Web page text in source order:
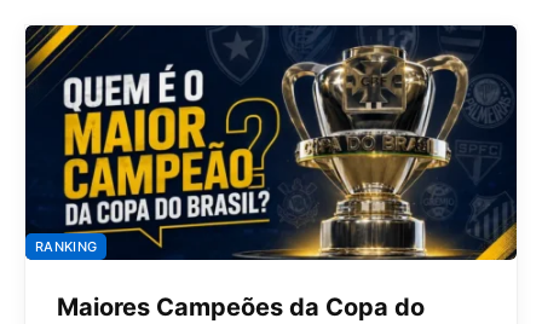
RANKING
Maiores Campeões da Copa do